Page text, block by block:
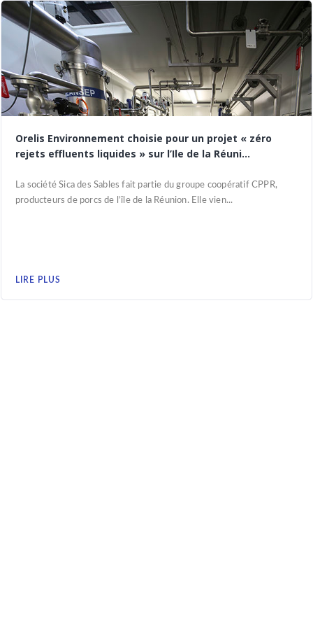
Orelis Environnement choisie pour un projet « zéro
rejets effluents liquides » sur l’Ile de la Réuni...
La société Sica des Sables fait partie du groupe coopératif CPPR,
producteurs de porcs de l’île de la Réunion. Elle vien...
LIRE PLUS